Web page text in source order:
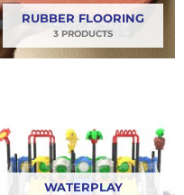
RUBBER FLOORING
3 PRODUCTS
WATERPLAY